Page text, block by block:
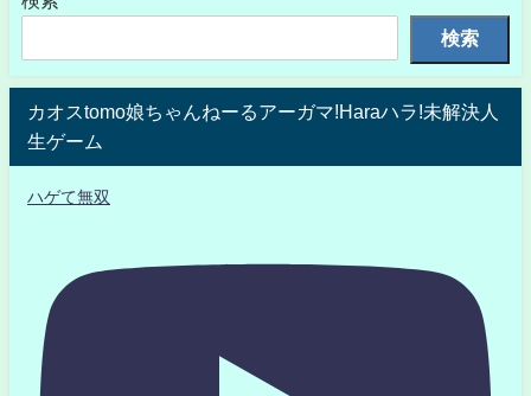
検索
カオスtomo娘ちゃんねーるアーガマ!Haraハラ!未解決人
生ゲーム
ハゲて無双